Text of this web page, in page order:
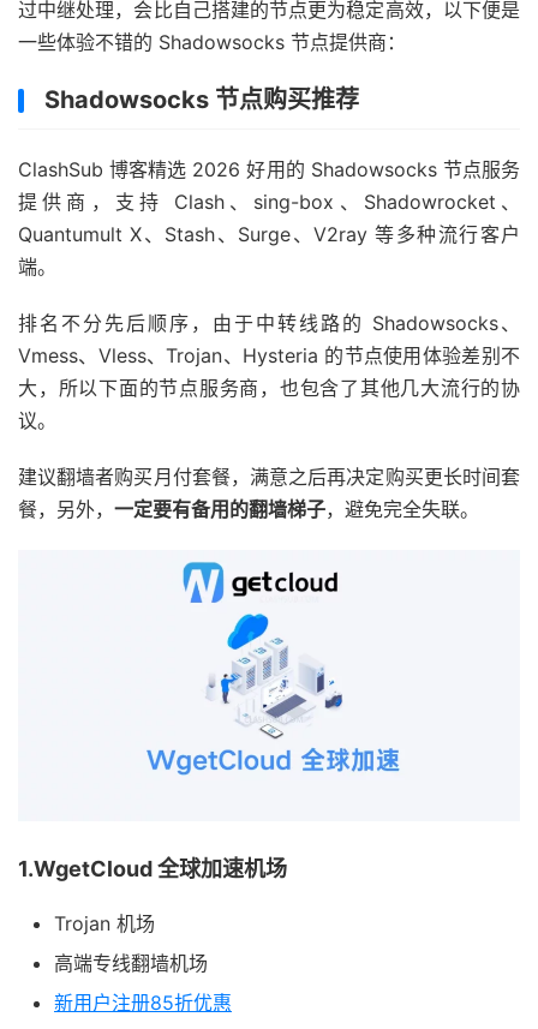
过中继处理，会比自己搭建的节点更为稳定高效，以下便是
一些体验不错的 Shadowsocks 节点提供商：
Shadowsocks 节点购买推荐
ClashSub 博客精选 2026 好用的 Shadowsocks 节点服务
提供商，支持 Clash、sing-box、Shadowrocket、
Quantumult X、Stash、Surge、V2ray 等多种流行客户
端。
排名不分先后顺序，由于中转线路的 Shadowsocks、
Vmess、Vless、Trojan、Hysteria 的节点使用体验差别不
大，所以下面的节点服务商，也包含了其他几大流行的协
议。
建议翻墙者购买月付套餐，满意之后再决定购买更长时间套
餐，另外， 一定要有备用的翻墙梯子，避免完全失联。
1.WgetCloud 全球加速机场
Trojan 机场
高端专线翻墙机场
新用户注册85折优惠